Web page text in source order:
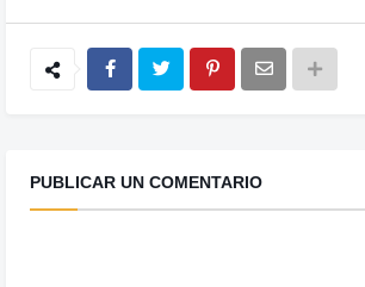
PUBLICAR UN COMENTARIO